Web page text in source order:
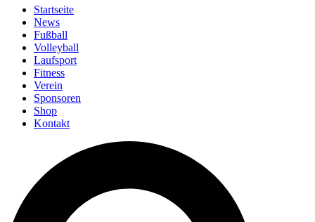
Startseite
News
Fußball
Volleyball
Laufsport
Fitness
Verein
Sponsoren
Shop
Kontakt